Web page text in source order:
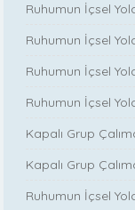
Ruhumun İçsel
Ruhumun İçsel
Ruhumun İçsel
Ruhumun İçsel
Kapalı Grup
Kapalı Grup
Ruhumun İçsel